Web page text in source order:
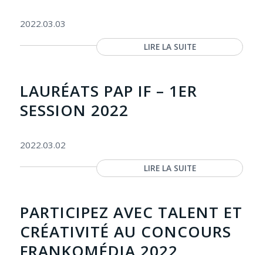
2022.03.03
LIRE LA SUITE
LAURÉATS PAP IF – 1ER
SESSION 2022
2022.03.02
LIRE LA SUITE
PARTICIPEZ AVEC TALENT ET
CRÉATIVITÉ AU CONCOURS